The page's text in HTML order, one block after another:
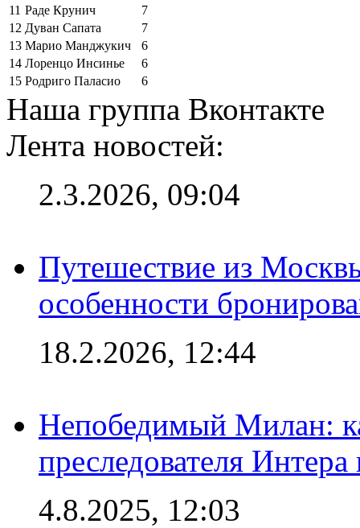
11 Раде Крунич
7
12 Дуван Сапата
7
13 Марио Манджукич
6
14 Лоренцо Инсинье
6
15 Родриго Паласио 6
Наша группа Вконтакте
Лента новостей:
2.3.2026, 09:04
Путешествие из
особенности
18.2.2026, 12:44
Непобедимый Милан:
преследователя
4.8.2025, 12:03